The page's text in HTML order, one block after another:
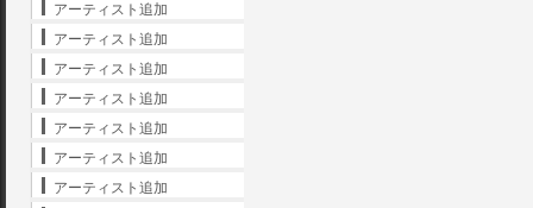
アーティスト追加
アーティスト追加
アーティスト追加
アーティスト追加
アーティスト追加
アーティスト追加
アーティスト追加